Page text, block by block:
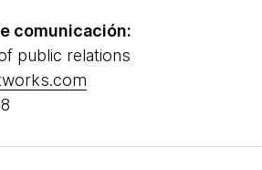
comunicación:
public relations